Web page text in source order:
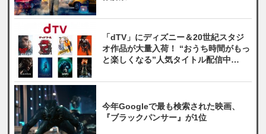
「dTV」にディズニー＆20世紀スタジ
オ作品が大量入荷！ “おうち時間がもっ
と楽しくなる”人気タイトル配信中
今年Googleで最も検索された映画、
『ブラックパンサー』が1位